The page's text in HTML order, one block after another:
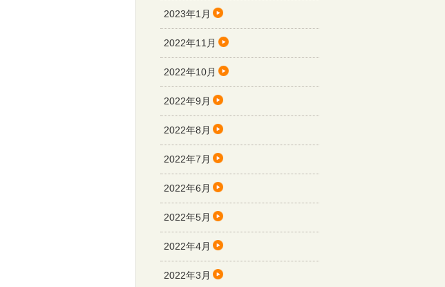
2023年1月
2022年11月
2022年10月
2022年9月
2022年8月
2022年7月
2022年6月
2022年5月
2022年4月
2022年3月